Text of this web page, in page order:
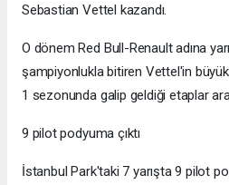
Sebastian Vettel kazandı.
O dönem Red Bull-Renault adına
şampiyonlukla bitiren Vettel'in
1 sezonunda galip geldiği etaplar
9 pilot podyuma çıktı
İstanbul Park'taki 7 yarışta 9 pilot